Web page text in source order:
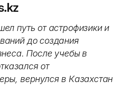
путь от астрофизики и
до создания
После учебы в
от
вернулся в Казахстан